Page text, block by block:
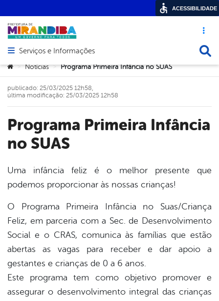
Acesso
Abrir menu principal de navegação
Serviços e Informações
Você está aqui:
> Notícias > Programa Primeira Infância no SUAS
Programa Primeira Infância
no SUAS
publicado: 25/03/2025 12h58,
última modificação: 25/03/2025 12h58
Uma infância feliz é o melhor presente que
podemos proporcionar às nossas crianças!
O Programa Primeira Infância no Suas/Criança
Feliz, em parceria com a Sec. de Desenvolvimento
Social e o CRAS, comunica às famílias que estão
abertas as vagas para receber e dar apoio a
gestantes e crianças de 0 a 6 anos.
Este programa tem como objetivo promover e
assegurar o desenvolvimento integral das crianças
ACESSIBILIDADE